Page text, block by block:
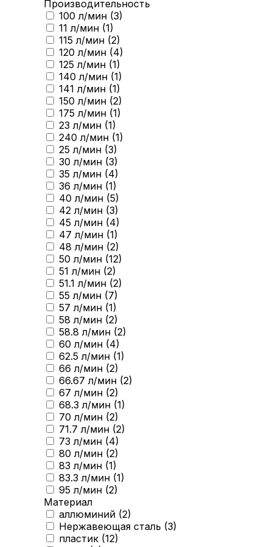
Производительность
100 л/мин (3)
11 л/мин (1)
115 л/мин (2)
120 л/мин (4)
125 л/мин (1)
140 л/мин (1)
141 л/мин (1)
150 л/мин (2)
175 л/мин (1)
23 л/мин (1)
240 л/мин (1)
25 л/мин (3)
30 л/мин (3)
35 л/мин (4)
36 л/мин (1)
40 л/мин (5)
42 л/мин (3)
45 л/мин (4)
47 л/мин (1)
48 л/мин (2)
50 л/мин (12)
51 л/мин (2)
51.1 л/мин (2)
55 л/мин (7)
57 л/мин (1)
58 л/мин (2)
58.8 л/мин (2)
60 л/мин (4)
62.5 л/мин (1)
66 л/мин (2)
66.67 л/мин (2)
67 л/мин (2)
68.3 л/мин (1)
70 л/мин (2)
71.7 л/мин (2)
73 л/мин (4)
80 л/мин (2)
83 л/мин (1)
83.3 л/мин (1)
95 л/мин (2)
Материал
аллюминий (2)
Нержавеющая сталь (3)
пластик (12)